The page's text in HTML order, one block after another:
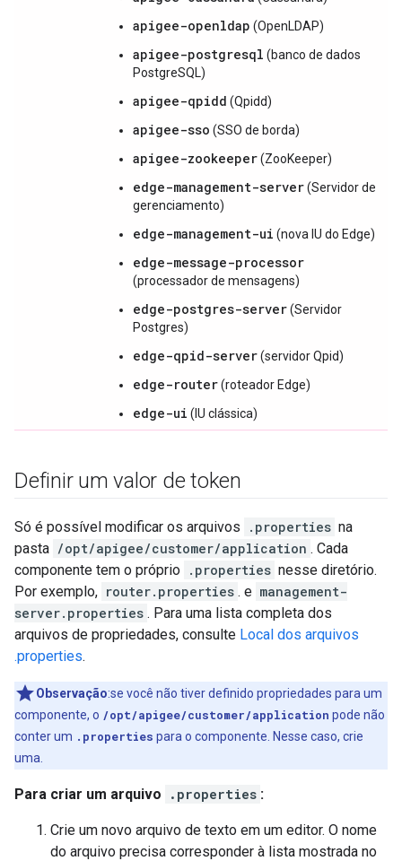
apigee-openldap (OpenLDAP)
apigee-postgresql (banco de dados
PostgreSQL)
apigee-qpidd (Qpidd)
apigee-sso (SSO de borda)
apigee-zookeeper(ZooKeeper)
edge-management-server(Servidor de
gerenciamento)
edge-management-ui (nova IU do Edge)
edge-message-processor
(processador de mensagens)
edge-postgres-server(Servidor
Postgres)
edge-qpid-server(servidor Qpid)
edge-router(roteador Edge)
edge-ui (IU clássica)
Definir um valor de token
Só é possível modificar os arquivos .properties na
pasta /opt/apigee/customer/application . Cada
componente tem o próprio .properties nesse diretório.
Por exemplo, router.properties . e management-
server.properties . Para uma lista completa dos
arquivos de propriedades, consulte Local dos arquivos
.properties.
Observação:se você não tiver definido propriedades para um
componente, o /opt/apigee/customer/application pode não
conter um .properties para o componente. Nesse caso, crie
uma.
Para criar um arquivo .properties :
Crie um novo arquivo de texto em um editor. O nome
do arquivo precisa corresponder à lista mostrada no